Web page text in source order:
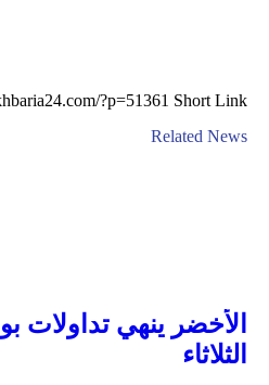
Short Link
Related News
الأخضر ينهي تداولات
الثلاثاء